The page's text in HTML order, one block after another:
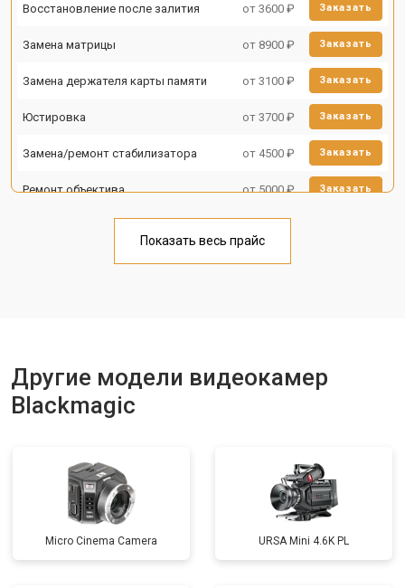
Восстановление после залития от 3600 ₽ Заказать
Замена матрицы от 8900 ₽ Заказать
Замена держателя карты памяти от 3100 ₽ Заказать
Юстировка от 3700 ₽ Заказать
Замена/ремонт стабилизатора от 4500 ₽ Заказать
Ремонт объектива от 5000 ₽ Заказать
Показать весь прайс
Другие модели видеокамер
Blackmagic
Micro Cinema Camera URSA Mini 4.6K PL